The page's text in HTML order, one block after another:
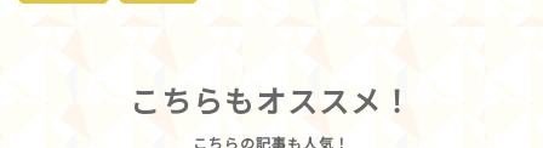
こちらもオススメ！